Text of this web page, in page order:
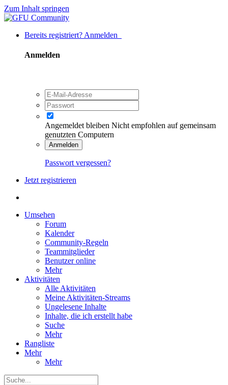
Zum Inhalt springen
Bereits registriert? Anmelden
Anmelden
Angemeldet bleiben Nicht empfohlen auf gemeinsam
genutzten Computern
Anmelden
Passwort vergessen?
Jetzt registrieren
Umsehen
Forum
Kalender
Community-Regeln
Teammitglieder
Benutzer online
Mehr
Aktivitäten
Alle Aktivitäten
Meine Aktivitäten-Streams
Ungelesene Inhalte
Inhalte, die ich erstellt habe
Suche
Mehr
Rangliste
Mehr
Mehr